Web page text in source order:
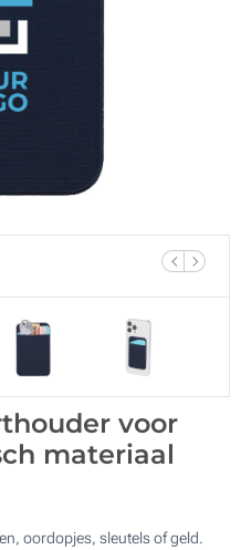
voor
materiaal
oordopjes, sleutels of geld.